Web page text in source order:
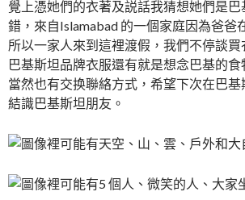
覺上憑她們的衣著及説話我猜想她們是
錯，來自Islamabad 的一個家庭因為爸爸
所以一家人來到這裡渡假，我們不停談買
巴基斯坦品牌衣服還有就是想念巴基的食
當然也有交换聯絡方式，希望下次在巴基
結識巴基斯坦朋友。